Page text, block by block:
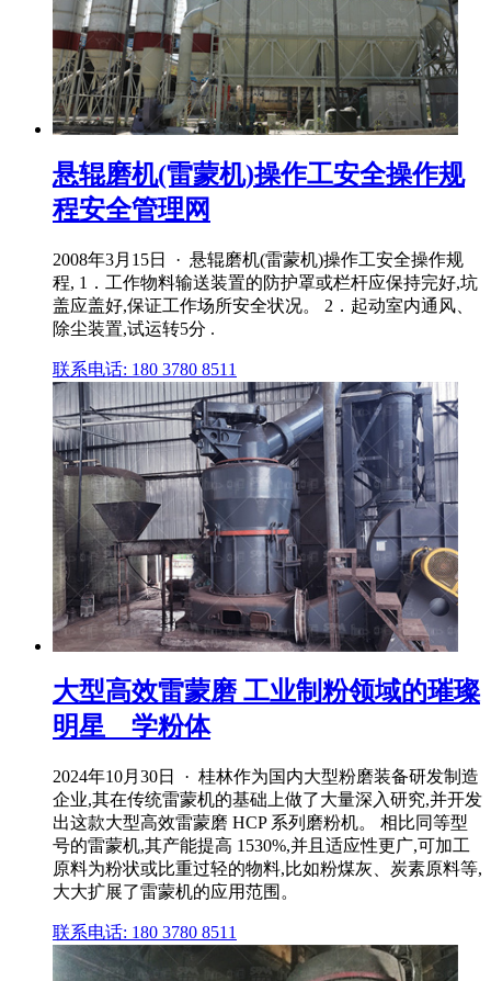
悬辊磨机(雷蒙机)操作工安全操作规
程安全管理网
2008年3月15日 · 悬辊磨机(雷蒙机)操作工安全操作规
程, 1．工作物料输送装置的防护罩或栏杆应保持完好,坑
盖应盖好,保证工作场所安全状况。 2．起动室内通风、
除尘装置,试运转5分 .
联系电话: 180 3780 8511
大型高效雷蒙磨 工业制粉领域的璀璨
明星 _ 学粉体
2024年10月30日 · 桂林作为国内大型粉磨装备研发制造
企业,其在传统雷蒙机的基础上做了大量深入研究,并开发
出这款大型高效雷蒙磨 HCP 系列磨粉机。 相比同等型
号的雷蒙机,其产能提高 1530%,并且适应性更广,可加工
原料为粉状或比重过轻的物料,比如粉煤灰、炭素原料等,
大大扩展了雷蒙机的应用范围。
联系电话: 180 3780 8511